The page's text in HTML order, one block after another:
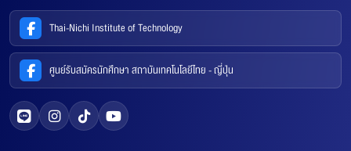
Thai-Nichi Institute of Technology
ศูนย์รับสมัครนักศึกษา สถาบันเทคโนโลยีไทย - ญี่ปุ่น